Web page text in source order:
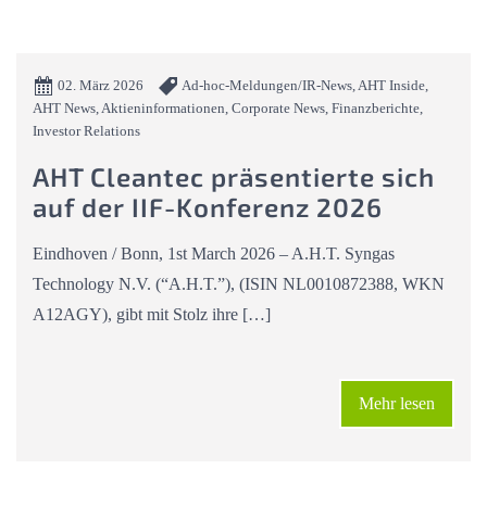
02. März 2026
Ad-hoc-Meldungen/IR-News, AHT Inside,
AHT News, Aktieninformationen, Corporate News, Finanzberichte,
Investor Relations
AHT Cleantec präsentierte sich
auf der IIF-Konferenz 2026
Eindhoven / Bonn, 1st March 2026 – A.H.T. Syngas
Technology N.V. (“A.H.T.”), (ISIN NL0010872388, WKN
A12AGY), gibt mit Stolz ihre […]
Mehr lesen